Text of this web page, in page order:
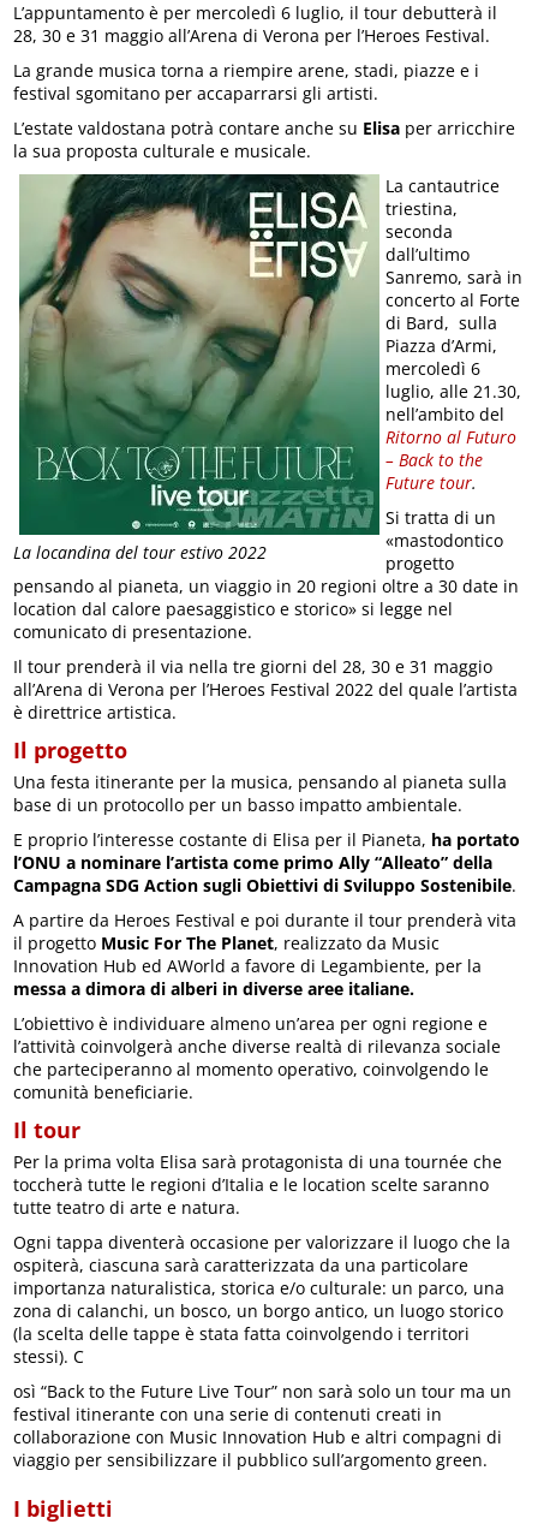
L’appuntamento è per mercoledì 6 luglio, il tour debutterà il
28, 30 e 31 maggio all’Arena di Verona per l’Heroes Festival.
La grande musica torna a riempire arene, stadi, piazze e i
festival sgomitano per accaparrarsi gli artisti.
L’estate valdostana potrà contare anche su Elisa per arricchire
la sua proposta culturale e musicale.
La locandina del tour estivo 2022
La cantautrice
triestina,
seconda
dall’ultimo
Sanremo, sarà in
concerto al Forte
di Bard, sulla
Piazza d’Armi,
mercoledì 6
luglio, alle 21.30,
nell’ambito del
Ritorno al Futuro
– Back to the
Future tour.
Si tratta di un
«mastodontico
progetto
pensando al pianeta, un viaggio in 20 regioni oltre a 30 date in
location dal calore paesaggistico e storico» si legge nel
comunicato di presentazione.
Il tour prenderà il via nella tre giorni del 28, 30 e 31 maggio
all’Arena di Verona per l’Heroes Festival 2022 del quale l’artista
è direttrice artistica.
Il progetto
Una festa itinerante per la musica, pensando al pianeta sulla
base di un protocollo per un basso impatto ambientale.
E proprio l’interesse costante di Elisa per il Pianeta, ha portato
l’ONU a nominare l’artista come primo Ally “Alleato” della
Campagna SDG Action sugli Obiettivi di Sviluppo Sostenibile.
A partire da Heroes Festival e poi durante il tour prenderà vita
il progetto Music For The Planet, realizzato da Music
Innovation Hub ed AWorld a favore di Legambiente, per la
messa a dimora di alberi in diverse aree italiane.
L’obiettivo è individuare almeno un’area per ogni regione e
l’attività coinvolgerà anche diverse realtà di rilevanza sociale
che parteciperanno al momento operativo, coinvolgendo le
comunità beneficiarie.
Il tour
Per la prima volta Elisa sarà protagonista di una tournée che
toccherà tutte le regioni d’Italia e le location scelte saranno
tutte teatro di arte e natura.
Ogni tappa diventerà occasione per valorizzare il luogo che la
ospiterà, ciascuna sarà caratterizzata da una particolare
importanza naturalistica, storica e/o culturale: un parco, una
zona di calanchi, un bosco, un borgo antico, un luogo storico
(la scelta delle tappe è stata fatta coinvolgendo i territori
stessi). C
osì “Back to the Future Live Tour” non sarà solo un tour ma un
festival itinerante con una serie di contenuti creati in
collaborazione con Music Innovation Hub e altri compagni di
viaggio per sensibilizzare il pubblico sull’argomento green.
I biglietti